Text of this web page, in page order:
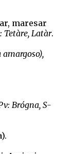
maresar
Tetàre, Latàr.
Brógna, S-